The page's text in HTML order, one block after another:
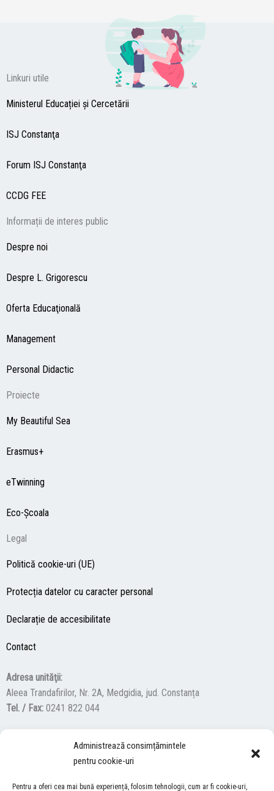
Administrează consimțămintele
pentru cookie-uri
Pentru a oferi cea mai bună experiență, folosim tehnologii, cum ar fi cookie-uri,
Linkuri utile
Ministerul Educației și Cercetării
ISJ Constanţa
Forum ISJ Constanţa
CCDG FEE
Informații de interes public
Despre noi
Despre L. Grigorescu
Oferta Educaţională
Management
Personal Didactic
Proiecte
My Beautiful Sea
Erasmus+
eTwinning
Eco-Şcoala
Legal
Politică cookie-uri (UE)
Protecția datelor cu caracter personal
Declarație de accesibilitate
Contact
Adresa unităţii:
Aleea Trandafirilor, Nr. 2A, Medgidia, jud. Constanța
Tel. / Fax: 0241 822 044
F
a
c
Y
u
I
s